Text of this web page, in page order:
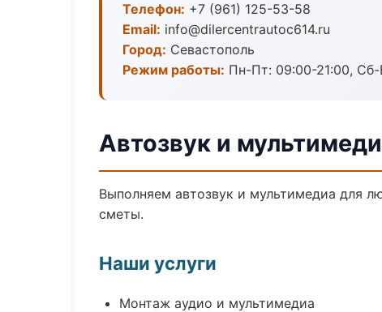
Телефон: +7 (961) 125-53-58
Email: info@dilercentrautoc614.ru
Город: Севастополь
Режим работы: Пн-Пт: 09:00-21:00, Сб-
Автозвук и
Выполняем автозвук и мультимедиа для
сметы.
Наши услуги
Монтаж аудио и мультимедиа